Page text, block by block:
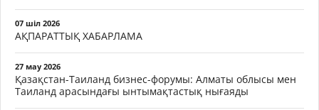
07 шіл 2026
АҚПАРАТТЫҚ ХАБАРЛАМА
27 мау 2026
Қазақстан-Таиланд бизнес-форумы: Алматы облысы мен
Таиланд арасындағы ынтымақтастық нығаяды